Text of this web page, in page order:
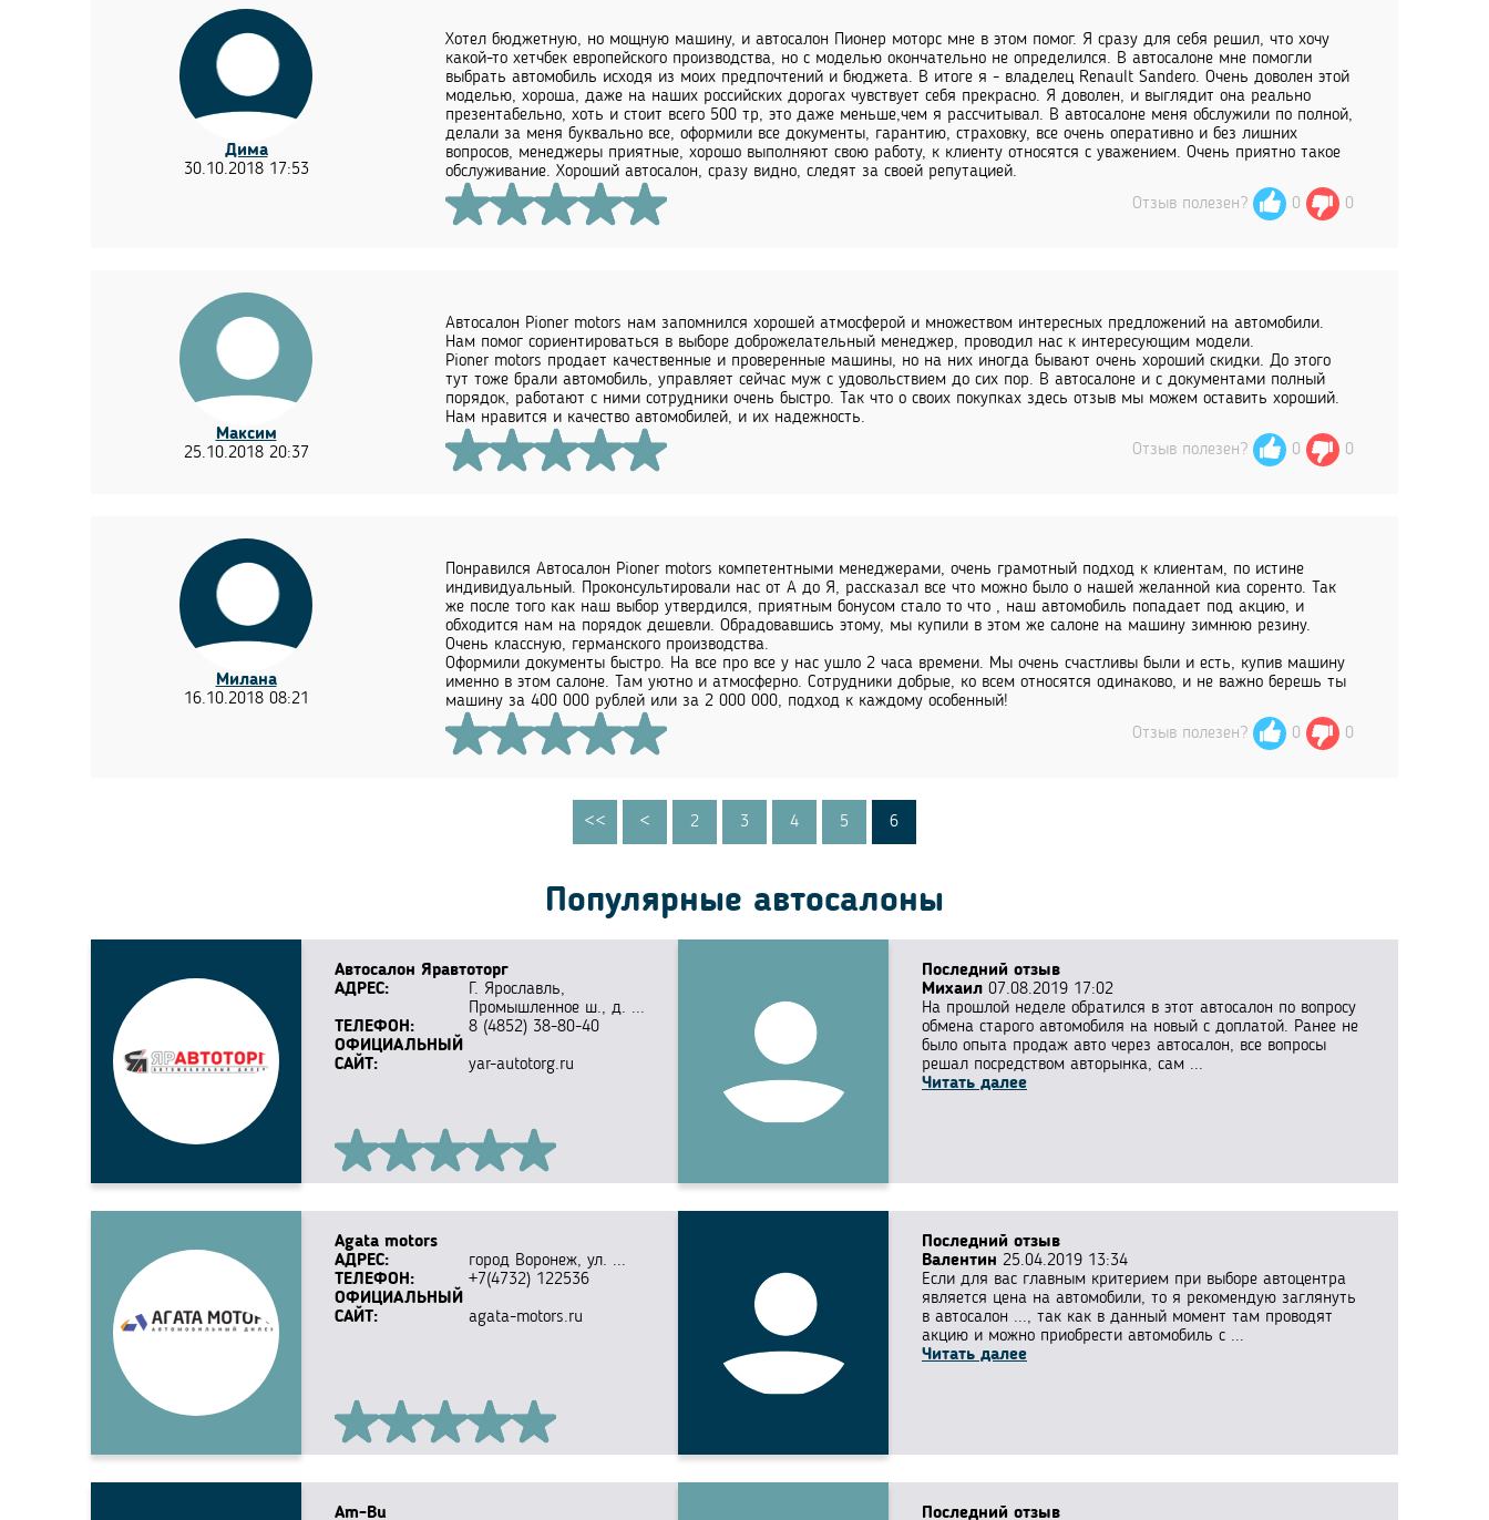
Дима
30.10.2018 17:53
Хотел бюджетную, но мощную машину, и автосалон Пионер моторс мне в этом помог. Я сразу для себя решил, что хочу
какой-то хетчбек европейского производства, но с моделью окончательно не определился. В автосалоне мне помогли
выбрать автомобиль исходя из моих предпочтений и бюджета. В итоге я - владелец Renault Sandero. Очень доволен этой
моделью, хороша, даже на наших российских дорогах чувствует себя прекрасно. Я доволен, и выглядит она реально
презентабельно, хоть и стоит всего 500 тр, это даже меньше,чем я рассчитывал. В автосалоне меня обслужили по полной,
делали за меня буквально все, оформили все документы, гарантию, страховку, все очень оперативно и без лишних
вопросов, менеджеры приятные, хорошо выполняют свою работу, к клиенту относятся с уважением. Очень приятно такое
обслуживание. Хороший автосалон, сразу видно, следят за своей репутацией.
Отзыв полезен?
0 0
Максим
25.10.2018 20:37
Автосалон Pioner motors нам запомнился хорошей атмосферой и множеством интересных предложений на автомобили.
Нам помог сориентироваться в выборе доброжелательный менеджер, проводил нас к интересующим модели.
Pioner motors продает качественные и проверенные машины, но на них иногда бывают очень хороший скидки. До этого
тут тоже брали автомобиль, управляет сейчас муж с удовольствием до сих пор. В автосалоне и с документами полный
порядок, работают с ними сотрудники очень быстро. Так что о своих покупках здесь отзыв мы можем оставить хороший.
Нам нравится и качество автомобилей, и их надежность.
Отзыв полезен?
0 0
Милана
16.10.2018 08:21
Понравился Автосалон Pioner motors компетентными менеджерами, очень грамотный подход к клиентам, по истине
индивидуальный. Проконсультировали нас от А до Я, рассказал все что можно было о нашей желанной киа соренто. Так
же после того как наш выбор утвердился, приятным бонусом стало то что , наш автомобиль попадает под акцию, и
обходится нам на порядок дешевли. Обрадовавшись этому, мы купили в этом же салоне на машину зимнюю резину.
Очень классную, германского производства.
Оформили документы быстро. На все про все у нас ушло 2 часа времени. Мы очень счастливы были и есть, купив машину
именно в этом салоне. Там уютно и атмосферно. Сотрудники добрые, ко всем относятся одинаково, и не важно берешь ты
машину за 400 000 рублей или за 2 000 000, подход к каждому особенный!
Отзыв полезен?
0 0
<< < 2 3 4 5 6
Популярные автосалоны
Автосалон Яравтоторг
АДРЕС:
Г. Ярославль,
Промышленное ш., д. ...
ТЕЛЕФОН:
8 (4852) 38-80-40
ОФИЦИАЛЬНЫЙ
САЙТ:
yar-autotorg.ru
Последний отзыв
Михаил 07.08.2019 17:02
На прошлой неделе обратился в этот автосалон по вопросу
обмена старого автомобиля на новый с доплатой. Ранее не
было опыта продаж авто через автосалон, все вопросы
решал посредством авторынка, сам ...
Читать далее
Agata motors
АДРЕС:
город Воронеж, ул. ...
ТЕЛЕФОН:
+7(4732) 122536
ОФИЦИАЛЬНЫЙ
САЙТ:
agata-motors.ru
Последний отзыв
Валентин 25.04.2019 13:34
Если для вас главным критерием при выборе автоцентра
является цена на автомобили, то я рекомендую заглянуть
в автосалон ..., так как в данный момент там проводят
акцию и можно приобрести автомобиль с ...
Читать далее
Am-Bu Последний отзыв